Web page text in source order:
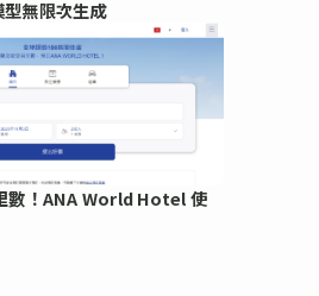
無限次生成
數！ANA World Hotel 使